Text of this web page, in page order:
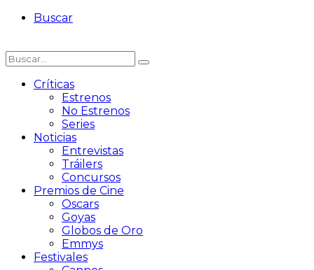
Buscar
Críticas
Estrenos
No Estrenos
Series
Noticias
Entrevistas
Tráilers
Concursos
Premios de Cine
Oscars
Goyas
Globos de Oro
Emmys
Festivales